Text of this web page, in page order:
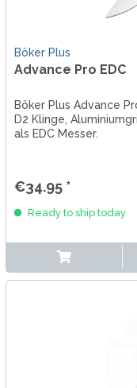
Böker Plus
Advance Pro EDC
Böker Plus Advance
D2 Klinge,
als EDC Messer.
€34.95 *
Ready to ship today